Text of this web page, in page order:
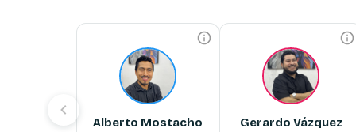
Alberto Mostacho
Especialista en cortes a tijera,
asesoría de imagen, asesor
visagista. 11 años de
experiencia.
Gerardo Vázquez
Barbero VIP✨
Experiencia en cortes clásicos
y modernos. 4 año de